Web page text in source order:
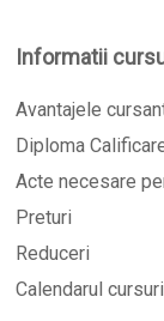
Informatii
Avantajele
Diploma
Acte necesare
Preturi
Reduceri
Calendarul